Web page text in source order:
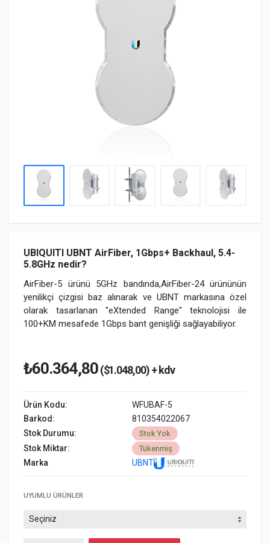
UBIQUITI UBNT AirFiber, 1Gbps+ Backhaul, 5.4-
5.8GHz nedir?
AirFiber-5 ürünü 5GHz bandında,AirFiber-24 ürününün
yenilikçi çizgisi baz alınarak ve UBNT markasına özel
olarak tasarlanan "eXtended Range" teknolojisi ile
100+KM mesafede 1Gbps bant genişliği sağlayabiliyor.
₺60.364,80($1.048,00) + kdv
Ürün Kodu:
WFUBAF-5
Barkod:
810354022067
Stok Durumu:
Stok Yok
Stok Miktar: Tükenmiş
Marka UBNT
UYUMLU ÜRÜNLER